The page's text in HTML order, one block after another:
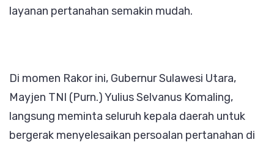
layanan pertanahan semakin mudah.
Di momen Rakor ini, Gubernur Sulawesi Utara,
Mayjen TNI (Purn.) Yulius Selvanus Komaling,
langsung meminta seluruh kepala daerah untuk
bergerak menyelesaikan persoalan pertanahan di